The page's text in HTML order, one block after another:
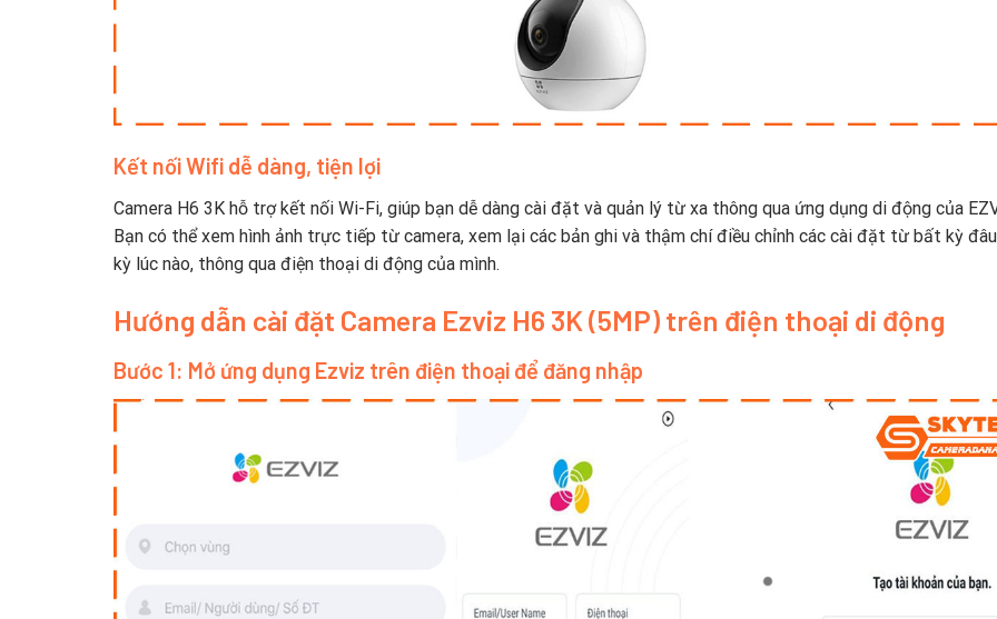
Kết nối Wifi dễ dàng, tiện lợi
Camera H6 3K hỗ trợ kết nối Wi-Fi, giúp bạn dễ dàng cài đặt và quản lý từ xa thông qua ứng dụng di động của
Bạn có thể xem hình ảnh trực tiếp từ camera, xem lại các bản ghi và thậm chí điều chỉnh các cài đặt từ bất kỳ
kỳ lúc nào, thông qua điện thoại di động của mình.
Hướng dẫn cài đặt Camera Ezviz H6 3K (5MP) trên điện thoại di động
Bước 1: Mở ứng dụng Ezviz trên điện thoại để đăng nhập